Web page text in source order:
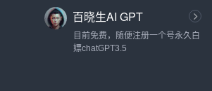
百晓生AI GPT
目前免费，随便注册一个号永久白
嫖chatGPT3.5